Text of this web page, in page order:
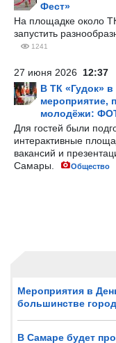
Мероприятия в
большинстве
В Самаре будет
Фест»
На площадке около
запустить
1241
27 июня 2026 12:37
В ТК «Гудок»
мероприятие,
молодёжи:
Для гостей были
интерактивные
вакансий и
Самары.
Общество